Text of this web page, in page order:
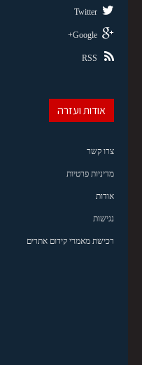
Twitter
Google+
RSS
אודות ועזרה
צרו קשר
מדיניות פרטיות
אודות
נגישות
רכישת מאמרי קידום אתרים